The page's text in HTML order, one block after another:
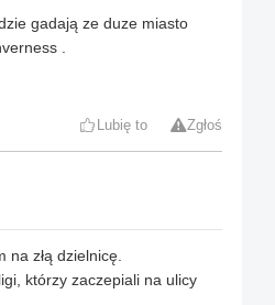
gadają ze duze miasto
.
Lubię to Zgłoś
na złą dzielnicę.
którzy zaczepiali na ulicy